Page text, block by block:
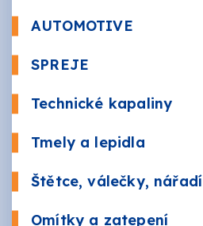
AUTOMOTIVE
SPREJE
Technické kapaliny
Tmely a lepidla
Štětce, válečky, nářadí
Omítky a zatepení